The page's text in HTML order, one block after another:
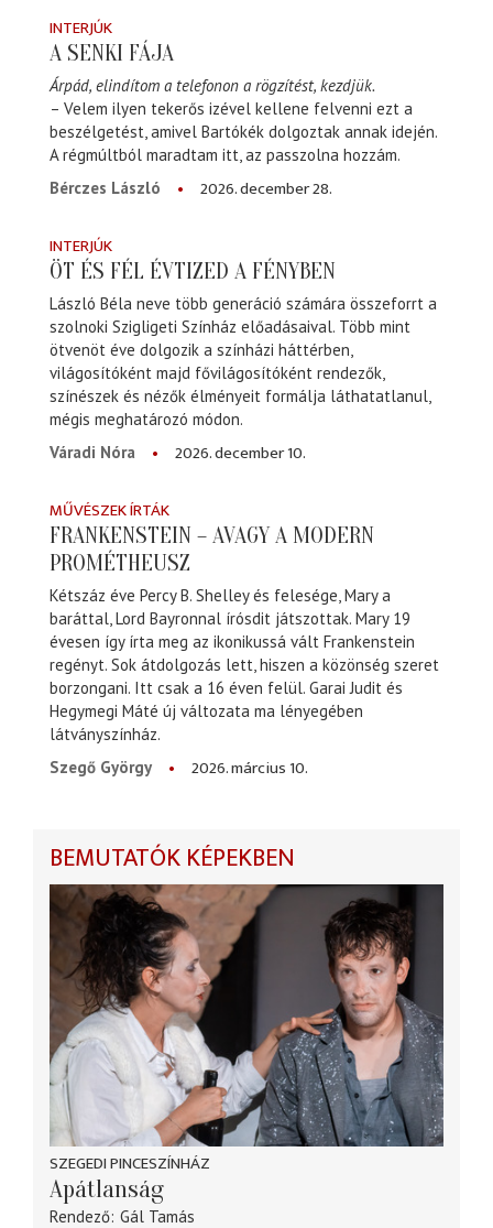
INTERJÚK
A SENKI FÁJA
Árpád, elindítom a telefonon a rögzítést, kezdjük.
– Velem ilyen tekerős izével kellene felvenni ezt a
beszélgetést, amivel Bartókék dolgoztak annak idején.
A régmúltból maradtam itt, az passzolna hozzám.
Bérczes László
2026. december 28.
INTERJÚK
ÖT ÉS FÉL ÉVTIZED A FÉNYBEN
László Béla neve több generáció számára összeforrt a
szolnoki Szigligeti Színház előadásaival. Több mint
ötvenöt éve dolgozik a színházi háttérben,
világosítóként majd fővilágosítóként rendezők,
színészek és nézők élményeit formálja láthatatlanul,
mégis meghatározó módon.
Váradi Nóra
2026. december 10.
MŰVÉSZEK ÍRTÁK
FRANKENSTEIN – AVAGY A MODERN
PROMÉTHEUSZ
Kétszáz éve Percy B. Shelley és felesége, Mary a
baráttal, Lord Bayronnal írósdit játszottak. Mary 19
évesen így írta meg az ikonikussá vált Frankenstein
regényt. Sok átdolgozás lett, hiszen a közönség szeret
borzongani. Itt csak a 16 éven felül. Garai Judit és
Hegymegi Máté új változata ma lényegében
látványszínház.
Szegő György
2026. március 10.
BEMUTATÓK KÉPEKBEN
SZEGEDI PINCESZÍNHÁZ
Apátlanság
Rendező Gál Tamás